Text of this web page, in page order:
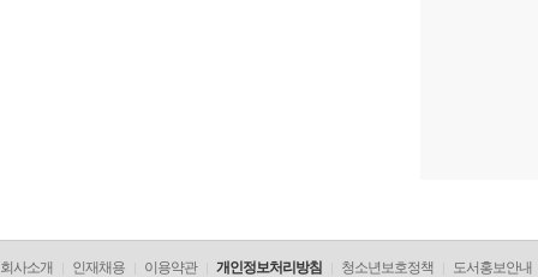
회사소개 인재채용 이용약관 개인정보처리방침 청소년보호정책 도서홍보안내